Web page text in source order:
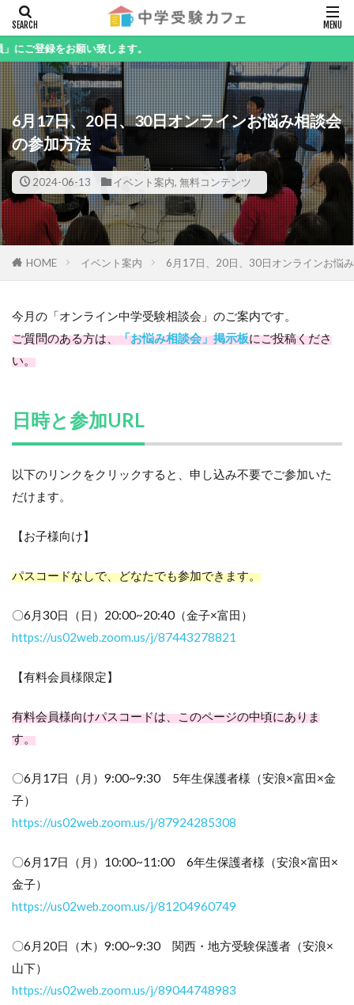
願い致します。
6月17日、20日、30日オンラインお悩み相談会
の参加方法
2024-06-13 イベント案内, 無料コンテンツ
HOME イベント案内 6月17日、20日、30日オンラインお悩
今月の「オンライン中学受験相談会」のご案内です。
ご質問のある方は、「お悩み相談会」掲示板にご投稿くださ
い。
日時と参加URL
以下のリンクをクリックすると、申し込み不要でご参加いた
だけます。
【お子様向け】
パスコードなしで、どなたでも参加できます。
〇6月30日（日）20:00~20:40（金子×富田）
https://us02web.zoom.us/j/87443278821
【有料会員様限定】
有料会員様向けパスコードは、このページの中頃にありま
す。
〇6月17日（月）9:00~9:30 5年生保護者様（安浪×富田×金
子）
https://us02web.zoom.us/j/87924285308
〇6月17日（月）10:00~11:00 6年生保護者様（安浪×富田×
金子）
https://us02web.zoom.us/j/81204960749
〇6月20日（木）9:00~9:30 関西・地方受験保護者（安浪×
山下）
https://us02web.zoom.us/j/89044748983
キーワード
カテゴリー
検索